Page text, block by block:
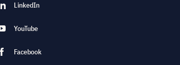
LinkedIn
YouTube
Facebook